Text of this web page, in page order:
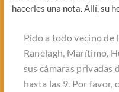
hacerles una nota. Allí, su
Pido a todo vecino de
Ranelagh, Marítimo,
sus cámaras privadas
hasta las 9. Por favor,